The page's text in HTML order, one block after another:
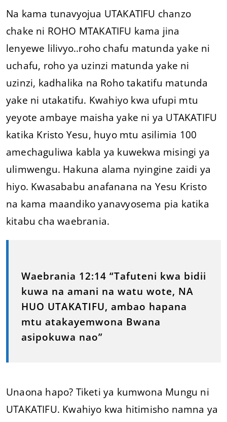
Na kama tunavyojua UTAKATIFU chanzo
chake ni ROHO MTAKATIFU kama jina
lenyewe lilivyo..roho chafu matunda yake ni
uchafu, roho ya uzinzi matunda yake ni
uzinzi, kadhalika na Roho takatifu matunda
yake ni utakatifu. Kwahiyo kwa ufupi mtu
yeyote ambaye maisha yake ni ya UTAKATIFU
katika Kristo Yesu, huyo mtu asilimia 100
amechaguliwa kabla ya kuwekwa misingi ya
ulimwengu. Hakuna alama nyingine zaidi ya
hiyo. Kwasababu anafanana na Yesu Kristo
na kama maandiko yanavyosema pia katika
kitabu cha waebrania.
Waebrania 12:14 “Tafuteni kwa bidii
kuwa na amani na watu wote, NA
HUO UTAKATIFU, ambao hapana
mtu atakayemwona Bwana
asipokuwa nao”
Unaona hapo? Tiketi ya kumwona Mungu ni
UTAKATIFU. Kwahiyo kwa hitimisho namna ya